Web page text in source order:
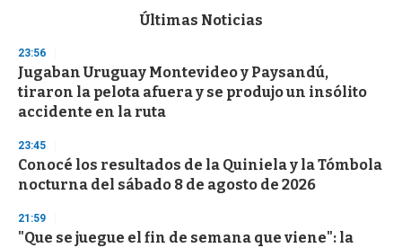
d
s
o
f
3
s
e
c
o
d
s
Últimas Noticias
23:56
Jugaban Uruguay Montevideo y Paysandú,
tiraron la pelota afuera y se produjo un insólito
accidente en la ruta
23:45
Conocé los resultados de la Quiniela y la Tómbola
nocturna del sábado 8 de agosto de 2026
21:59
"Que se juegue el fin de semana que viene": la